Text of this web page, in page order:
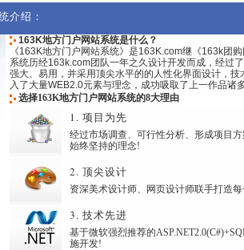
介绍：
163K地方门户网站系统是什么？
《163K地方门户网站系统》是163K.com继《163k团
系统历经163k.com团队一年之久设计开发而成，经过
强大、易用，并采用顶尖水平的的人性化界面设计，
入了大量WEB2.0元素与理念，成功吸取了上一作品诸
选择163K地方门户网站系统的8大理由
1. 项目为先
经过市场调查、可行性分析、形成项目
始终坚持的理念!
2. 顶尖设计
资深美术设计师、网页设计师联手打造
3. 技术先进
基于微软强烈推荐的
施开发!